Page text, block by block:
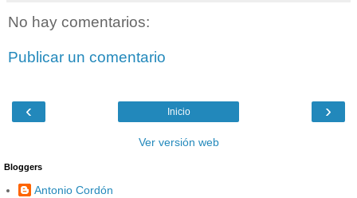
No hay comentarios:
Publicar un comentario
‹ ›
Inicio
Ver versión web
Bloggers
Antonio Cordón